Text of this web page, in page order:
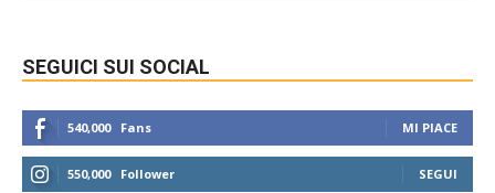
SEGUICI SUI SOCIAL
540,000 Fans MI PIACE
550,000 Follower SEGUI